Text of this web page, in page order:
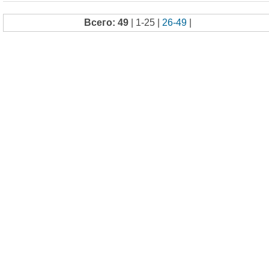
Всего: 49| 1-25 | 26-49|